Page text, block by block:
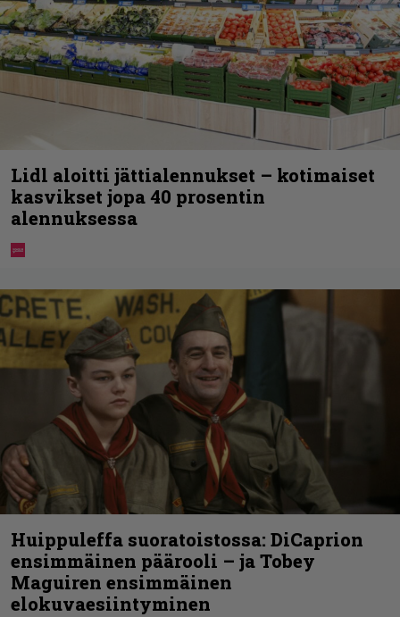
Lidl aloitti jättialennukset – kotimaiset
kasvikset jopa 40 prosentin
alennuksessa
Huippuleffa suoratoistossa: DiCaprion
ensimmäinen päärooli – ja Tobey
Maguiren ensimmäinen
elokuvaesiintyminen